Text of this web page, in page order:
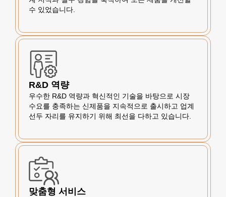
수 있었습니다.
R&D 역량
우수한 R&D 역량과 혁신적인 기술을 바탕으로 시장
수요를 충족하는 신제품을 지속적으로 출시하고 업계
선두 자리를 유지하기 위해 최선을 다하고 있습니다.
맞춤형 서비스